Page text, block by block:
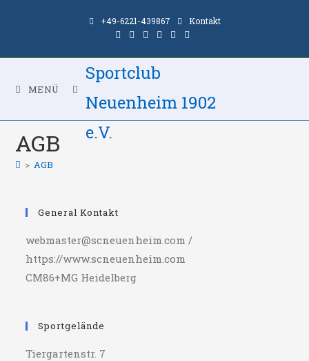
+49-6221-439867 Kontakt
MENÜ
Sportclub
Neuenheim 1902
e.V.
AGB
> AGB
General Kontakt
webmaster@scneuenheim.com /
https://www.scneuenheim.com
CM86+MG Heidelberg
Sportgelände
Tiergartenstr. 7